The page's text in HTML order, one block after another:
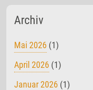
Archiv
Mai 2026 (1)
April 2026 (1)
Januar 2026 (1)